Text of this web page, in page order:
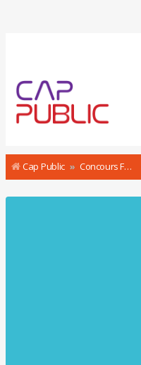
Cap Public Concours Fonction Publique : le Forum